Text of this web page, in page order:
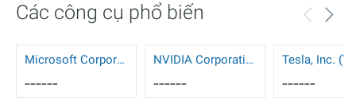
Các công cụ phổ biến
Microsoft Corporation (MSFT)
------
NVIDIA Corporation (NVDA)
------
Tesla, Inc.
------